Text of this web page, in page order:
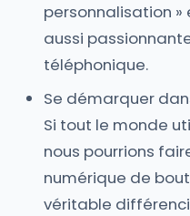
personnalisation »
aussi
téléphonique.
Se démarquer
Si tout le monde
nous pourrions
numérique de
véritable